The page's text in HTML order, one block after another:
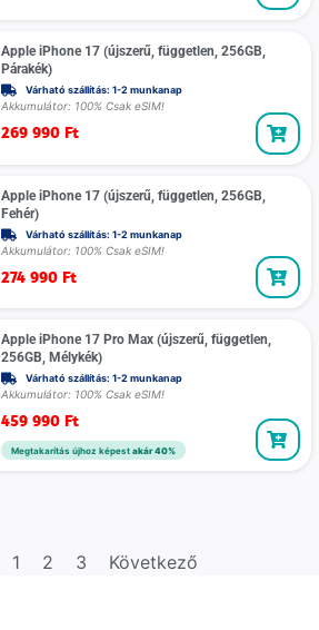
Apple iPhone 17 (újszerű, független, 256GB,
Párakék)
Várható szállítás: 1-2 munkanap
Akkumulátor: 100% Csak eSIM!
269 990 Ft
Apple iPhone 17 (újszerű, független, 256GB,
Fehér)
Várható szállítás: 1-2 munkanap
Akkumulátor: 100% Csak eSIM!
274 990 Ft
Apple iPhone 17 Pro Max (újszerű, független,
256GB, Mélykék)
Várható szállítás: 1-2 munkanap
Akkumulátor: 100% Csak eSIM!
459 990 Ft
Megtakarítás újhoz képest akár 40%
1 2 3 Következő